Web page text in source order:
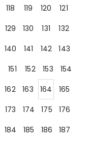
118 119 120
121
129 130 131
132
140 141 142
143
151 152 153
154
162 163 164
165
173 174 175
176
184 185 186
187